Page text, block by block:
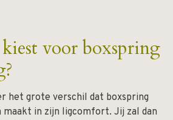
voor boxspring
het grote verschil dat boxspring
maakt in zijn ligcomfort. Jij zal dan